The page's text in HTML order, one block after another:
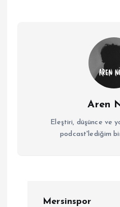
Aren
Eleştiri, düşünce ve
podcast'lediğim
Mersinspor